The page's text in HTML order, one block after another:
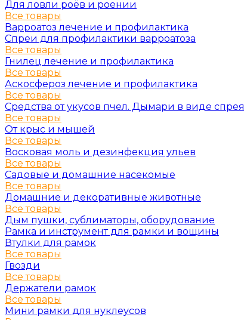
Для ловли роёв и роении
Все товары
Варроатоз лечение и профилактика
Спреи для профилактики варроатоза
Все товары
Гнилец лечение и профилактика
Все товары
Аскосфероз лечение и профилактика
Все товары
Средства от укусов пчел. Дымари в виде спрея
Все товары
От крыс и мышей
Все товары
Восковая моль и дезинфекция ульев
Все товары
Садовые и домашние насекомые
Все товары
Домашние и декоративные животные
Все товары
Дым пушки, сублиматоры, оборудование
Рамка и инструмент для рамки и вощины
Втулки для рамок
Все товары
Гвозди
Все товары
Держатели рамок
Все товары
Мини рамки для нуклеусов